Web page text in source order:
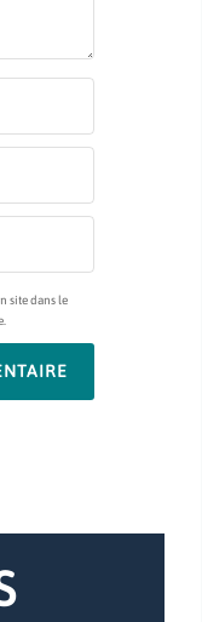
site dans le